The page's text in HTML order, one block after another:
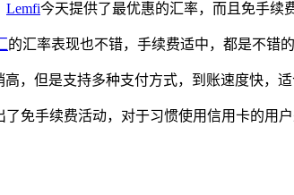
Lemfi今天提供了最优惠的汇率，而且免手续
的汇率表现也不错，手续费适中，都是不错
高，但是支持多种支付方式，到账速度快，适
了免手续费活动，对于习惯使用信用卡的用户